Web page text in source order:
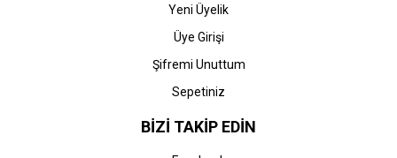
Yeni Üyelik
Üye Girişi
Şifremi Unuttum
Sepetiniz
BİZİ TAKİP EDİN